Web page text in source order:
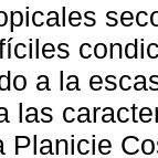
a la
las
Planicie